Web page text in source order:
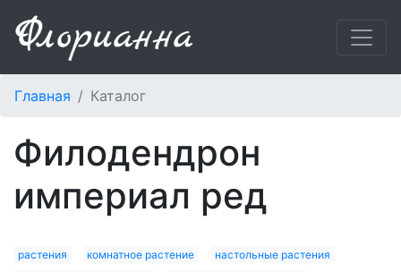
Главная Каталог
филодендрон
империал ред
растения комнатное растение
настольные растения